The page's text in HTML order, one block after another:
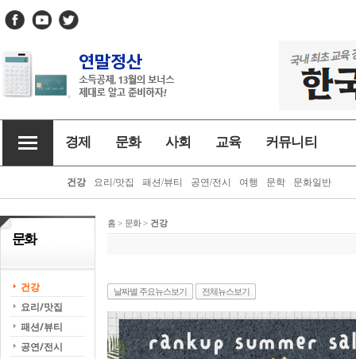
경제 문화 사회 교육 커뮤니티
건강 요리/맛집 패션/뷰티 공연/전시 여행 문학 문화일반
문화
건강
요리/맛집
패션/뷰티
공연/전시
홈 > 문화> 건강
날짜별 주요뉴스보기 전체뉴스보기